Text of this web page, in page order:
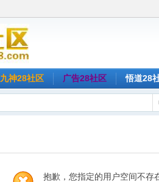
九神28社区 广告28社区 悟道28
抱歉，您指定的用户空间不存